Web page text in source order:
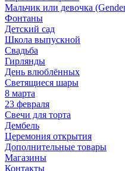
Мальчик или девочка
Фонтаны
Детский сад
Школа выпускной
Свадьба
Гирлянды
День влюблённых
Светящиеся шары
8 марта
23 февраля
Свечи для торта
Дембель
Церемония открытия
Дополнительные товары
Магазины
Контакты